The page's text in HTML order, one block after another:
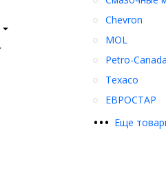
••• Еще
Chevron
MOL
Petro-Canada
Texaco
ЕВРОСТАР